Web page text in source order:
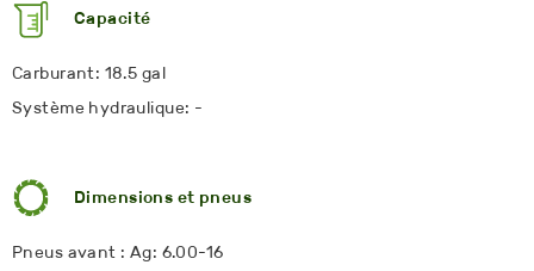
Capacité
Carburant: 18.5 gal
Système hydraulique: -
Dimensions et pneus
Pneus avant : Ag: 6.00-16